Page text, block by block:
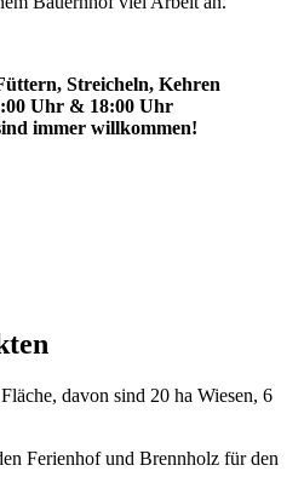
Streicheln, Kehren
Uhr & 18:00 Uhr
immer willkommen!
davon sind 20 ha Wiesen, 6
Ferienhof und Brennholz für den